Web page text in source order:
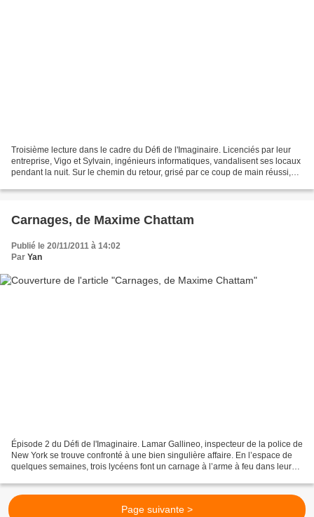
Troisième lecture dans le cadre du Défi de l'Imaginaire. Licenciés par leur
entreprise, Vigo et Sylvain, ingénieurs informatiques, vandalisent ses locaux
pendant la nuit. Sur le chemin du retour, grisé par ce coup de main réussi,
Carnages, de Maxime Chattam
Publié le 20/11/2011 à 14:02
Par Yan
Épisode 2 du Défi de l'Imaginaire. Lamar Gallineo, inspecteur de la police de
New York se trouve confronté à une bien singulière affaire. En l’espace de
quelques semaines, trois lycéens font un carnage à l’arme à feu dans leurs
Page suivante >